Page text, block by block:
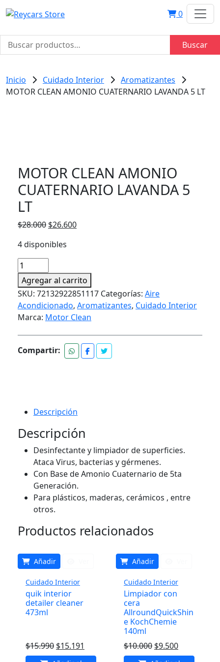
0
Buscar
por:
Buscar
Inicio Cuidado Interior
Aromatizantes
MOTOR CLEAN AMONIO CUATERNARIO LAVANDA 5 LT
MOTOR CLEAN AMONIO
CUATERNARIO LAVANDA 5
LT
$28.000 El
original
era:
$28.000.
$26.600El
$26.600.
4 disponibles
MOTOR
CLEAN
AMONIO
CUATERNARIO
LAVANDA
5
LT
cantidad
Agregar al carrito
SKU: 72132922851117 Categorías: Aire
Acondicionado, Aromatizantes, Cuidado Interior
Marca: Motor Clean
Compartir:
Descripción
Descripción
Desinfectante y limpiador de superficies.
Ataca Virus, bacterias y gérmenes.
Con Base de Amonio Cuaternario de 5ta
Generación.
Para plásticos, maderas, cerámicos , entre
otros.
Productos relacionados
Añadir
Cuidado Interior
quik interior
detailer cleaner
473ml
$15.990 El
precio
$15.191
precio
Añadir
Cuidado Interior
Limpiador con
cera
AllroundQuickShin
e KochChemie
140ml
$10.000 El
precio
$9.500El
precio